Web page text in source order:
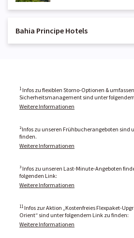
Bahia Principe Hotels
1 Infos zu flexiblen Storno-Optionen &
Sicherheitsmanagement sind unter
Weitere Informationen
²Infos zu unseren Frühbucherangeboten sind
finden.
Weitere Informationen
³ Infos zu unseren Last-Minute-Angeboten
folgenden Link:
Weitere Informationen
11 Infos zur Aktion „Kostenfreies Flexpaket-
Orient“ sind unter folgendem Link zu finden:
Weitere Informationen